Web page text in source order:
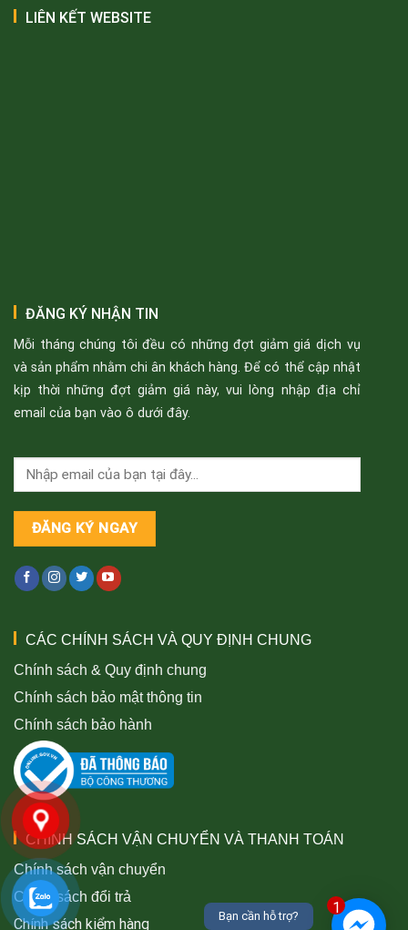
LIÊN KẾT WEBSITE
ĐĂNG KÝ NHẬN TIN
Mỗi tháng chúng tôi đều có những đợt giảm giá dịch vụ
và sản phẩm nhằm chi ân khách hàng. Để có thể cập nhật
kịp thời những đợt giảm giá này, vui lòng nhập địa chỉ
email của bạn vào ô dưới đây.
CÁC CHÍNH SÁCH VÀ QUY ĐỊNH CHUNG
Chính sách & Quy định chung
Chính sách bảo mật thông tin
Chính sách bảo hành
CHÍNH SÁCH VẬN CHUYỂN VÀ THANH TOÁN
Chính sách vận chuyển
Chính sách đổi trả
Chính sách kiểm hàng
1
Bạn cần hỗ trợ?